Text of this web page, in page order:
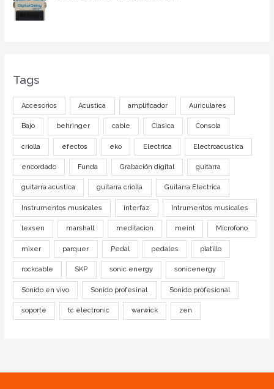
Tags
Accesorios Acustica amplificador Auriculares
Bajo behringer cable Clasica Consola
criolla efectos eko Electrica Electroacustica
encordado Funda Grabación digital guitarra
guitarra acustica guitarra criolla Guitarra Electrica
Instrumentos musicales interfaz Intrumentos musicales
lexsen marshall meditacion meinl Microfono
mixer parquer Pedal pedales platillo
rockcable SKP sonic energy sonicenergy
Sonido en vivo Sonido profesinal Sonido profesional
soporte tc electronic warwick zen